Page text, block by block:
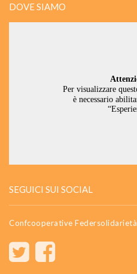
DOVE SIAMO
SEGUICI SUI SOCIAL
Confcooperative Federsolidarietà